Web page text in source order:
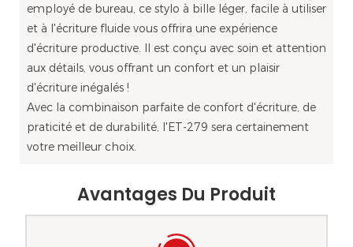
employé de bureau, ce stylo à bille léger, facile à utiliser
et à l'écriture fluide vous offrira une expérience
d'écriture productive. Il est conçu avec soin et attention
aux détails, vous offrant un confort et un plaisir
d'écriture inégalés !
Avec la combinaison parfaite de confort d'écriture, de
praticité et de durabilité, l'ET-279 sera certainement
votre meilleur choix.
Avantages Du Produit